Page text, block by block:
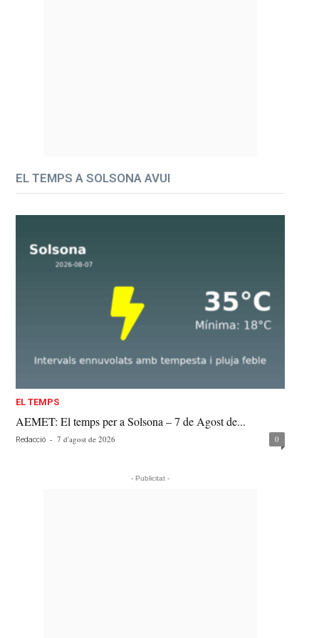
EL TEMPS A SOLSONA AVUI
EL TEMPS
AEMET: El temps per a Solsona – 7 de Agost de...
Redacció - 7 d'agost de 2026 0
- Publicitat -